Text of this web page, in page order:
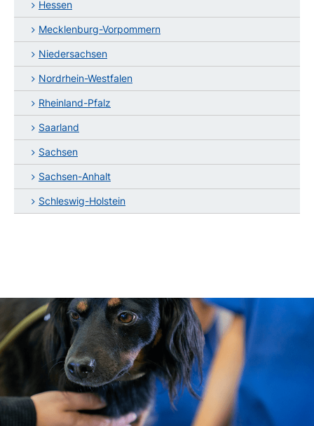
Hessen
Mecklenburg-Vorpommern
Niedersachsen
Nordrhein-Westfalen
Rheinland-Pfalz
Saarland
Sachsen
Sachsen-Anhalt
Schleswig-Holstein